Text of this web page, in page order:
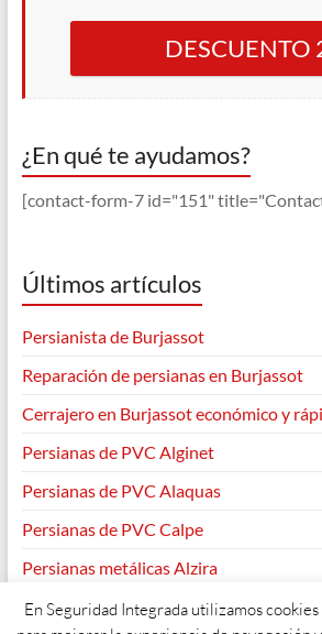
DESCUENTO
¿En qué te ayudamos?
[contact-form-7 id="151"
Últimos artículos
Persianista de Burjassot
Reparación de persianas en Burjassot
Cerrajero en Burjassot económico y
Persianas de PVC Alginet
Persianas de PVC Alaquas
Persianas de PVC Calpe
Persianas metálicas Alzira
En Seguridad Integrada utilizamos